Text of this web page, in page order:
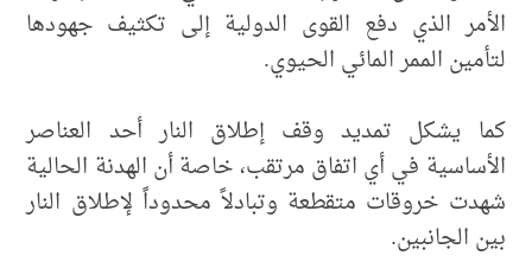
الأمر الذي دفع القوى الدولية إلى تكثيف جهودها
لتأمين الممر المائي الحيوي.
كما يشكل تمديد وقف إطلاق النار أحد العناصر
الأساسية في أي اتفاق مرتقب، خاصة أن الهدنة الحالية
شهدت خروقات متقطعة وتبادلاً محدوداً لإطلاق النار
بين الجانبين.